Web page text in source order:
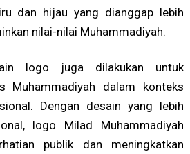
dan hijau yang dianggap lebih
nilai-nilai Muhammadiyah.
logo juga dilakukan untuk
Muhammadiyah dalam konteks
Dengan desain yang lebih
logo Milad Muhammadiyah
publik dan meningkatkan